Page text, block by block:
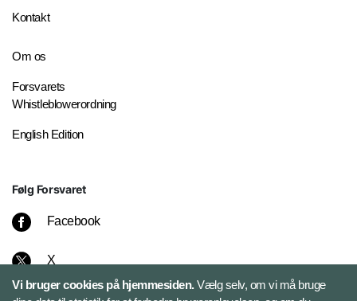
Kontakt
Om os
Forsvarets
Whistleblowerordning
English Edition
Følg Forsvaret
Facebook
X
Vi bruger cookies på hjemmesiden.Vælg selv, om vi må bruge